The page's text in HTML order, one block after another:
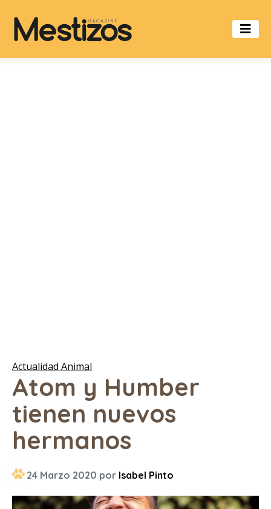
Actualidad Animal
Atom y Humber
tienen nuevos
hermanos
24 Marzo 2020 por Isabel Pinto